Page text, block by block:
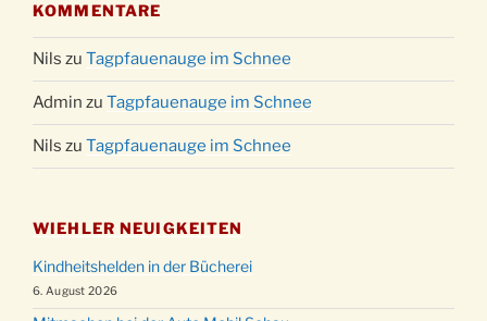
KOMMENTARE
Nils zu Tagpfauenauge im Schnee
Admin zu Tagpfauenauge im Schnee
Nils zu Tagpfauenauge im Schnee
WIEHLER NEUIGKEITEN
Kindheitshelden in der Bücherei
6. August 2026